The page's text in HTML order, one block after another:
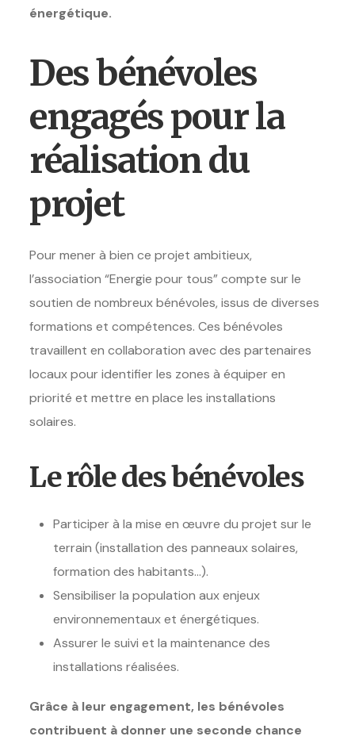
énergétique.
Des bénévoles
engagés pour la
réalisation du
projet
Pour mener à bien ce projet ambitieux,
l’association “Energie pour tous” compte sur le
soutien de nombreux bénévoles, issus de diverses
formations et compétences. Ces bénévoles
travaillent en collaboration avec des partenaires
locaux pour identifier les zones à équiper en
priorité et mettre en place les installations
solaires.
Le rôle des bénévoles
Participer à la mise en œuvre du projet sur le
terrain (installation des panneaux solaires,
formation des habitants…).
Sensibiliser la population aux enjeux
environnementaux et énergétiques.
Assurer le suivi et la maintenance des
installations réalisées.
Grâce à leur engagement, les bénévoles
contribuent à donner une seconde chance